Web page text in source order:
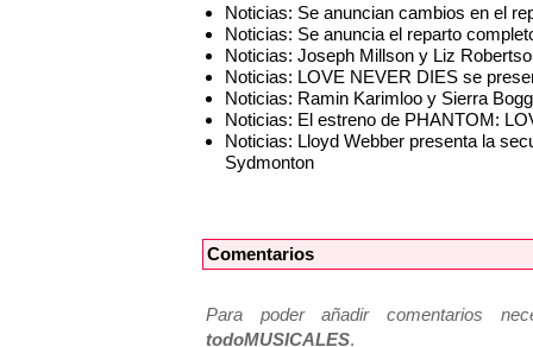
Noticias: Se anuncian cambios en el
Noticias: Se anuncia el reparto
Noticias: Joseph Millson y Liz
Noticias: LOVE NEVER DIES se
Noticias: Ramin Karimloo y Sierra
Noticias: El estreno de PHANTOM:
Noticias: Lloyd Webber presenta la
Sydmonton
Comentarios
Para poder añadir comentarios
todoMUSICALES.